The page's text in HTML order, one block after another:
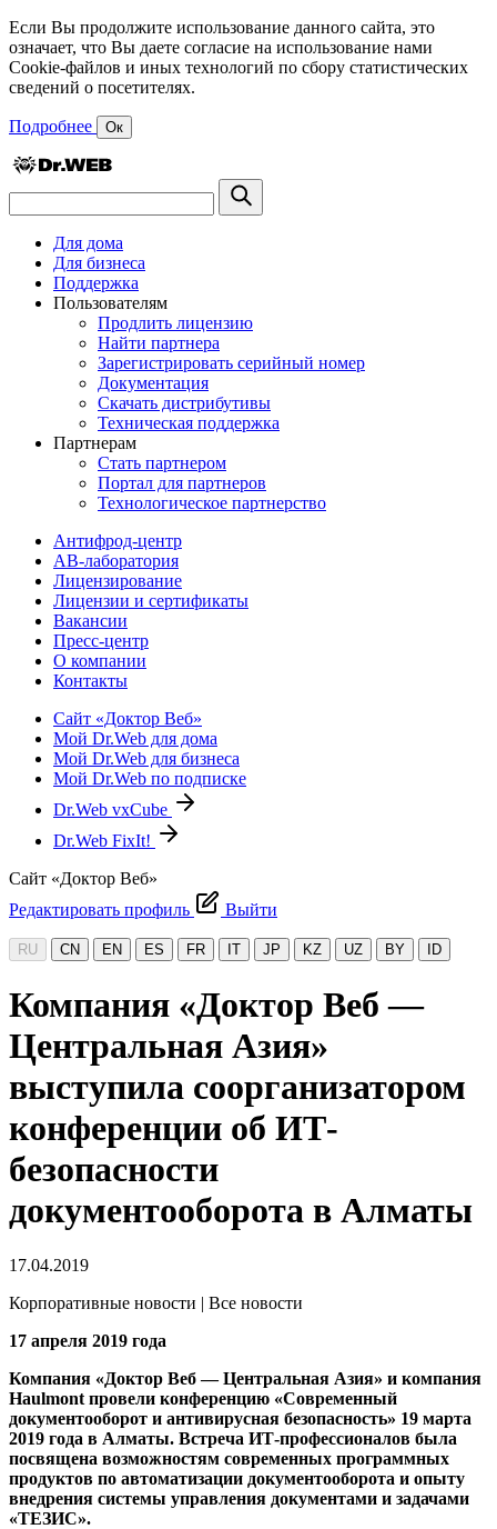
Если Вы продолжите использование данного сайта, это
означает, что Вы даете согласие на использование нами
Cookie-файлов и иных технологий по сбору статистических
сведений о посетителях.
Подробнее Ок
Для дома
Для бизнеса
Поддержка
Пользователям
Продлить лицензию
Найти партнера
Зарегистрировать серийный номер
Документация
Скачать дистрибутивы
Техническая поддержка
Партнерам
Стать партнером
Портал для партнеров
Технологическое партнерство
Антифрод-центр
АВ-лаборатория
Лицензирование
Лицензии и сертификаты
Вакансии
Пресс-центр
О компании
Контакты
Сайт «Доктор Веб»
Мой Dr.Web для дома
Мой Dr.Web для бизнеса
Мой Dr.Web по подписке
Dr.Web vxCube
Dr.Web FixIt!
Сайт «Доктор Веб»
Редактировать профиль
Выйти
RU CN EN ES FR IT JP KZ UZ BY ID
Компания «Доктор Веб —
Центральная Азия»
выступила соорганизатором
конференции об ИТ-
безопасности
документооборота в Алматы
17.04.2019
Корпоративные новости | Все новости
17 апреля 2019 года
Компания «Доктор Веб — Центральная Азия» и компания
Haulmont провели конференцию «Современный
документооборот и антивирусная безопасность» 19 марта
2019 года в Алматы. Встреча ИТ-профессионалов была
посвящена возможностям современных программных
продуктов по автоматизации документооборота и опыту
внедрения системы управления документами и задачами
«ТЕЗИС».